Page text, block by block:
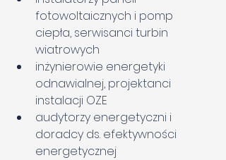
fotowoltaicznych i pomp
ciepła, serwisanci turbin
wiatrowych
inżynierowie energetyki
odnawialnej, projektanci
instalacji OZE
audytorzy energetyczni i
doradcy ds. efektywności
energetycznej